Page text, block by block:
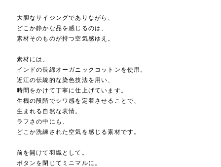
大胆なサイジングでありながら、
どこか静かな品を感じるのは、
素材そのものが持つ空気感ゆえ。
素材には、
インドの長綿オーガニックコットンを使用。
近江の伝統的な染色技法を用い、
時間をかけて丁寧に仕上げています。
生機の段階でシワ感を定着させることで、
生まれる自然な表情。
ラフさの中にも、
どこか洗練された空気を感じる素材です。
前を開けて羽織として。
ボタンを閉じてミニマルに。